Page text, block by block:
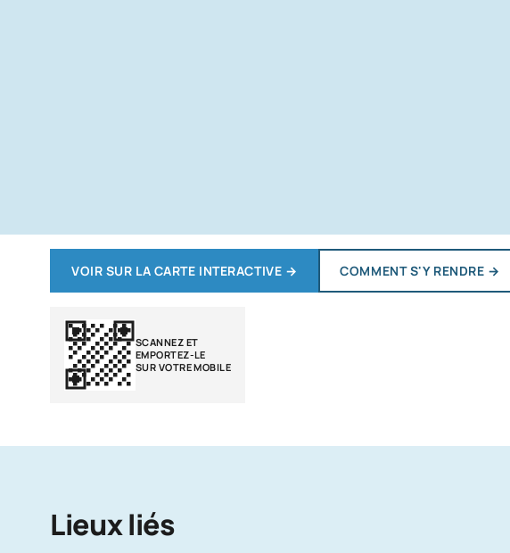
VOIR SUR LA CARTE INTERACTIVE → COMMENT S'Y RENDRE →
SCANNEZ ET
EMPORTEZ-LE
SUR VOTRE MOBILE
Lieux liés